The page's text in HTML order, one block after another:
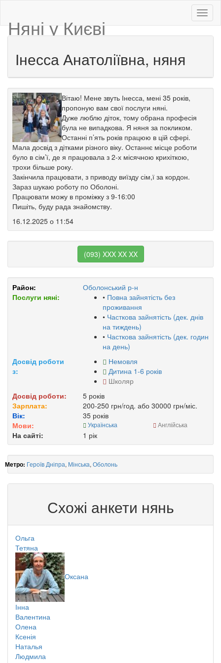
Няні у Києві
Інесса Анатоліївна, няня
Вітаю! Мене звуть Інесса, мені 35 років,
пропоную вам свої послуги няні.
Дуже люблю діток, тому обрана професія
була не випадкова. Я няня за покликом.
Останні п’ять років працюю в цій сфері.
Мала досвід з дітками різного віку. Останнє місце роботи
було в сім’ї, де я працювала з 2-х місячною крихіткою,
трохи більше року.
Закінчила працювати, з приводу виїзду сім,ї за кордон.
Зараз шукаю роботу по Оболоні.
Працювати можу в проміжку з 9-16:00
Пишіть, буду рада знайомству.
16.12.2025 о 11:54
(093) XXX XX XX
Район:
Оболонський р-н
Послуги няні:
• Повна зайнятість без
проживання
• Часткова зайнятість (дек. днів
на тиждень)
• Часткова зайнятість (дек. годин
на день)
Досвід роботи
з:
Немовля
Дитина 1-6 років
Школяр
Досвід роботи:
5 років
Зарплата:
200-250 грн/год. або 30000 грн/міс.
Вік:
35 років
Мови:
Українська Англійська
На сайті: 1 рік
Метро: Героїв Дніпра, Мінська, Оболонь
Схожі анкети нянь
Ольга
Тетяна
Оксана
Інна
Валентина
Олена
Ксенія
Наталья
Людмила